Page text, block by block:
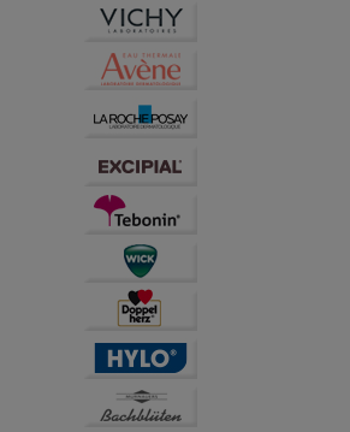
(z.B. Spracheinstellung)
zugeschrittene Inhalte
Partnerprogramm zu
die Art und Weise der Nutzung
mit deren Hilfe wir unsere
Sie optimieren können, den Inhalt
aber auch die Werbung auf
relevant für Sie zu gestalten.
dass Daten hierfür teilweise an
oder soziale Medien